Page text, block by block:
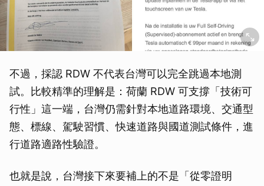
不過，採認 RDW 不代表台灣可以完全跳過本地測
試。比較精準的理解是：荷蘭 RDW 可支撐「技術可
行性」這一端，台灣仍需針對本地道路環境、交通型
態、標線、駕駛習慣、快速道路與國道測試條件，進
行道路適路性驗證。
也就是說，台灣接下來要補上的不是「從零證明